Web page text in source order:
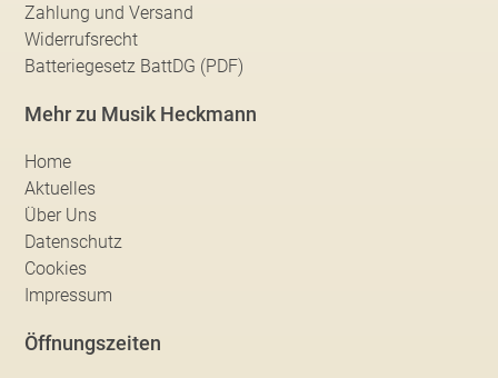
Zahlung und Versand
Widerrufsrecht
Batteriegesetz BattDG (PDF)
Mehr zu Musik Heckmann
Home
Aktuelles
Über Uns
Datenschutz
Cookies
Impressum
Öffnungszeiten